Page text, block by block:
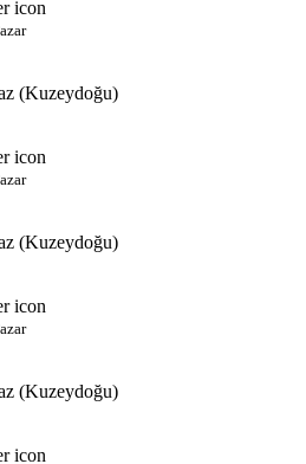
(Kuzeydoğu)
(Kuzeydoğu)
(Kuzeydoğu)